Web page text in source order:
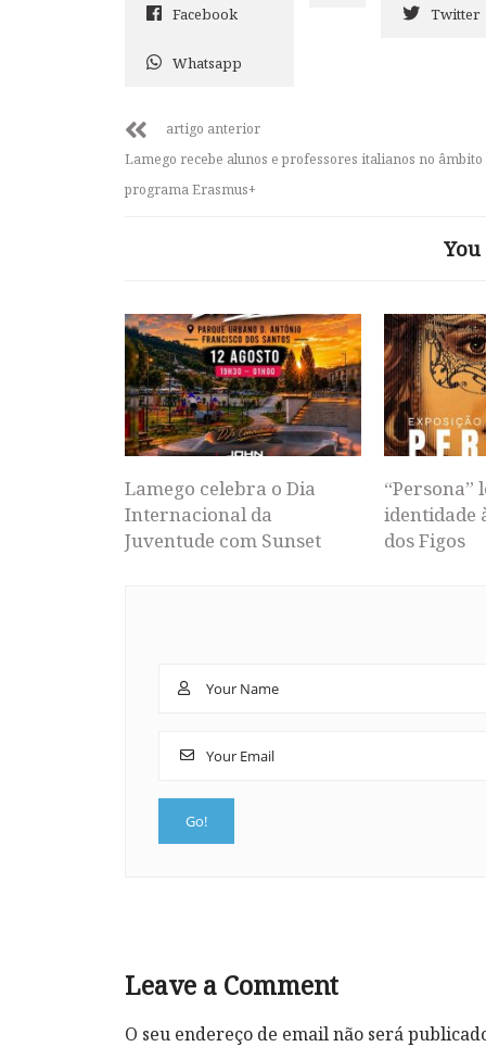
Facebook Twitter
Whatsapp
artigo anterior
Lamego recebe alunos e professores italianos no âmbito
programa Erasmus+
Lamego celebra o Dia
Internacional da
Juventude com Sunset
“Persona”
identidade
dos Figos
Leave a Comment
O seu endereço de email não será